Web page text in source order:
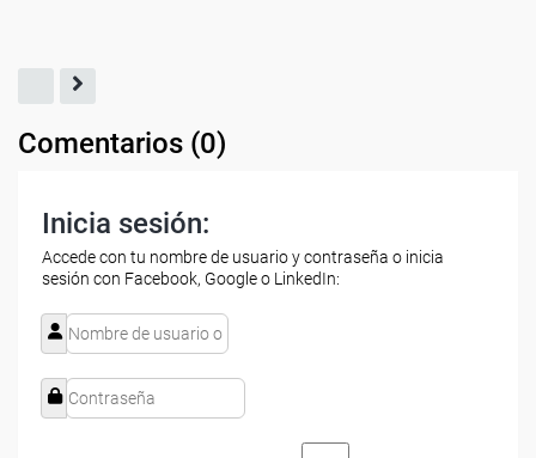
Comentarios (0)
Inicia sesión:
Accede con tu nombre de usuario y contraseña o inicia
sesión con Facebook, Google o LinkedIn: